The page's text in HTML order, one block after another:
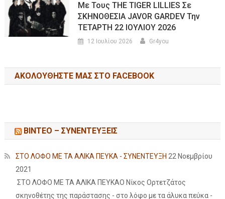
Με Τους THE TIGER LILLIES Σε
ΣΚΗΝΟΘΕΣΙΑ JAVOR GARDEV Την
ΤΕΤΑΡΤΗ 22 ΙΟΥΛΙΟΥ 2026
12 Ιουλίου 2026 Gr4you
ΑΚΟΛΟΥΘΉΣΤΕ ΜΑΣ ΣΤΟ FACEBOOK
ΒΙΝΤΕΟ – ΣΥΝΕΝΤΕΥΞΕΙΣ
ΣΤΟ ΛΟΦΟ ΜΕ ΤΑ ΑΛΙΚΑ ΠΕΥΚΑ - ΣΥΝΕΝΤΕΥΞΗ 22 Νοεμβρίου
2021
ΣΤΟ ΛΟΦΟ ΜΕ ΤΑ ΑΛΙΚΑ ΠΕΥΚΑΟ Νίκος Ορτετζάτος
σκηνοθέτης της παράστασης - στο λόφο με τα άλυκα πεύκα -